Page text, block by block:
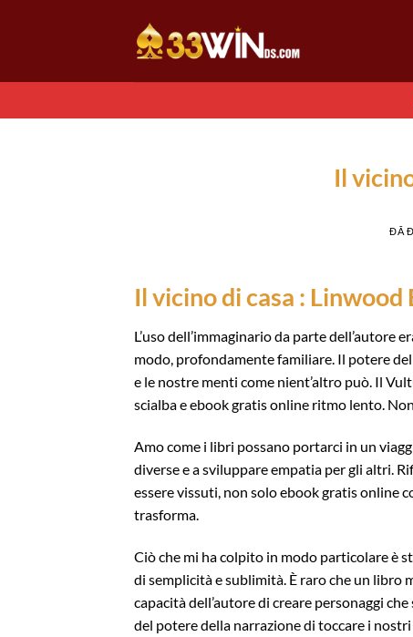
dung
Il
ĐÃ
Il vicino di casa : Linwood
L’uso dell’immaginario da parte dell’autore
modo, profondamente familiare. Il potere
e le nostre menti come nient’altro può. Il
scialba e ebook gratis online ritmo lento.
Amo come i libri possano portarci in un
diverse e a sviluppare empatia per gli altri.
essere vissuti, non solo ebook gratis online
trasforma.
Ciò che mi ha colpito in modo particolare è
di semplicità e sublimità. È raro che un libro
capacità dell’autore di creare personaggi
del potere della narrazione di toccare i